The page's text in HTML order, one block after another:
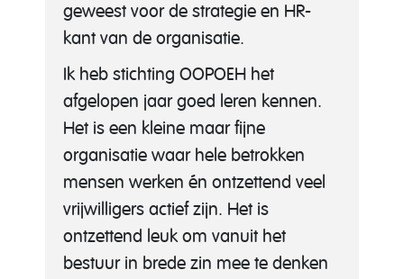
geweest voor de strategie en HR-
kant van de organisatie.
Ik heb stichting OOPOEH het
afgelopen jaar goed leren kennen.
Het is een kleine maar fijne
organisatie waar hele betrokken
mensen werken én ontzettend veel
vrijwilligers actief zijn. Het is
ontzettend leuk om vanuit het
bestuur in brede zin mee te denken